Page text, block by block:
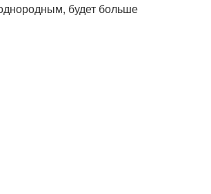
будет больше